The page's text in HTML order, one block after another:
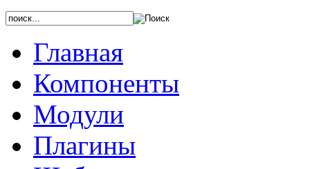
Главная
Компоненты
Модули
Плагины